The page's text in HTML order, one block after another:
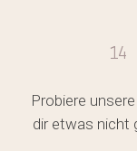
Es14
Probiere
dir etwas nicht